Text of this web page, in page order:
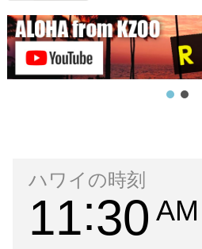
ハワイの時刻
11 30 AM